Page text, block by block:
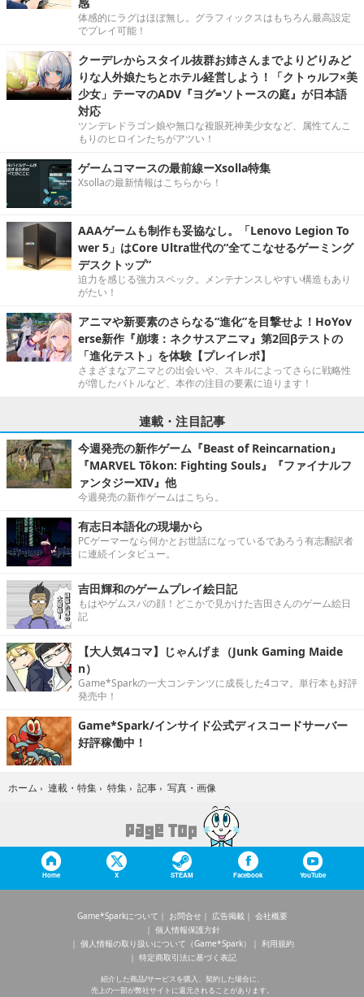
体感的にラグはほぼ無し。グラフィックスはもちろん最高設定
でプレイ可能！
クーデレからスタイル抜群お姉さんまでよりどりみど
りな人外娘たちとホテル経営しよう！「クトゥルフ×美
少女」テーマのADV『ヨグ=ソトースの庭』が日本語
対応
ツンデレドラゴン娘や無口な複眼死神美少女など、属性てんこ
もりのヒロインたちがアツい！
ゲームコマースの最前線ーXsolla特集
Xsollaの最新情報はこちらから！
AAAゲームも制作も妥協なし。「Lenovo Legion To
wer 5」はCore Ultra世代の“全てこなせるゲーミング
デスクトップ”
迫力を感じる強力スペック。メンテナンスしやすい構造もあり
がたい！
アニマや新要素のさらなる“進化”を目撃せよ！HoYov
erse新作『崩壊：ネクサスアニマ』第2回βテストの
「進化テスト」を体験【プレイレポ】
さまざまなアニマとの出会いや、スキルによってさらに戦略性
が増したバトルなど、本作の注目の要素に迫ります！
連載・注目記事
今週発売の新作ゲーム『Beast of Reincarnation』
『MARVEL Tōkon: Fighting Souls』『ファイナルフ
ァンタジーXIV』他
今週発売の新作ゲームはこちら。
有志日本語化の現場から
PCゲーマーなら何かとお世話になっているであろう有志翻訳者
に連続インタビュー。
吉田輝和のゲームプレイ絵日記
もはやゲムスパの顔！どこかで見かけた吉田さんのゲーム絵日
記
【大人気4コマ】じゃんげま（Junk Gaming Maide
n）
Game*Sparkの一大コンテンツに成長した4コマ。単行本も好評
発売中！
Game*Spark/インサイド公式ディスコードサーバー
好評稼働中！
ホーム › 連載・特集 › 特集 › 記事 › 写真・画像
Home X STEAM Facebook YouTube
Game*Sparkについて お問合せ 広告掲載
会社概要
個人情報保護方針
個人情報の取り扱いについて（Game*Spark）
利用規約
特定商取引法に基づく表記
紹介した商品/サービスを購入、契約した場合に、
売上の一部が弊社サイトに還元されることがあります。